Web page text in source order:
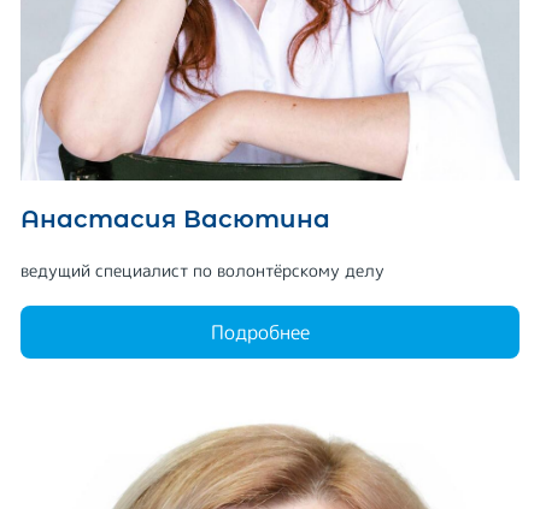
Анастасия Васютина
ведущий специалист по волонтёрскому делу
Подробнее